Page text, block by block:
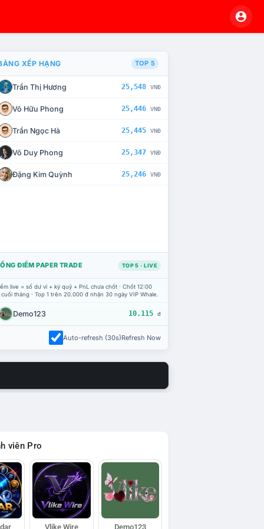
CHẾ TÀI XỬ LÝ VI PHẠM
XẾP HẠNG TOP 5
Trần Thị Hương 25,548 VNĐ
Võ Hữu Phong 25,446 VNĐ
Trần Ngọc Hà 25,445 VNĐ
Võ Duy Phong 25,347 VNĐ
Đặng Kim Quỳnh 25,246 VNĐ
ĐIỂM PAPER TRADE TOP 5 · LIVE
live = số dư ví + ký quỹ + PnL chưa chốt · Chốt 12:00
tháng · Top 1 trên 20.000 đ nhận 30 ngày VIP Whale.
Demo123 10.115 đ
Auto-refresh (30s)Refresh Now
viên Pro
Vlike Wire Demo123